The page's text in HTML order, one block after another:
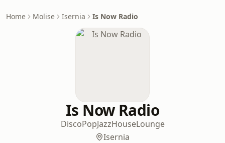
Home Molise Isernia Is Now Radio
Is Now Radio
DiscoPopJazzHouseLounge
Isernia